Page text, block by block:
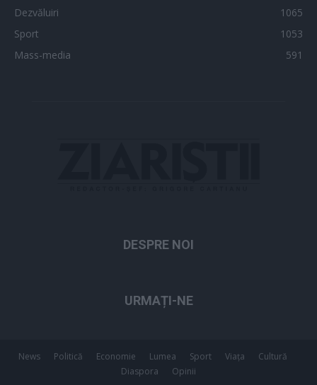
Dezvăluiri
1065
Sport
1053
Mass-media
591
DESPRE NOI
URMAȚI-NE
News Politică Economie Lumea Sport Viața
Cultură
Diaspora
Opinii